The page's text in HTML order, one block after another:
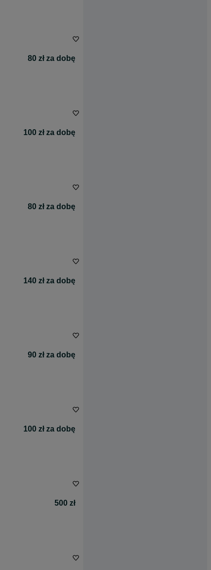
80 zł za dobę
100 zł za dobę
80 zł za dobę
140 zł za dobę
90 zł za dobę
100 zł za dobę
500 zł